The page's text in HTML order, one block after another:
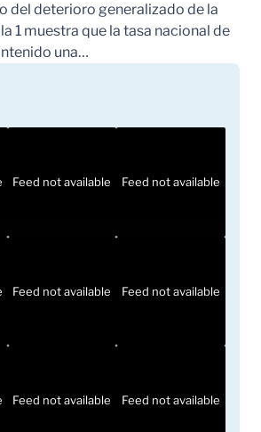
del deterioro generalizado de la
1 muestra que la tasa nacional de
una…
Feed not available Feed not available
Feed not available Feed not available
Feed not available Feed not available